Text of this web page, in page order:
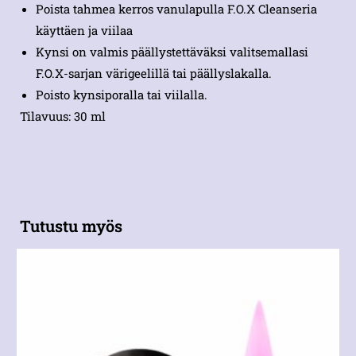
Poista tahmea kerros vanulapulla F.O.X Cleanseria
käyttäen ja viilaa
Kynsi on valmis päällystettäväksi valitsemallasi
F.O.X-sarjan värigeelillä tai päällyslakalla.
Poisto kynsiporalla tai viilalla.
Tilavuus: 30 ml
Tutustu myös